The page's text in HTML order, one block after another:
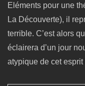
Eléments pour une
La Découverte), il
terrible. C’est alors
éclairera d’un jour
atypique de cet